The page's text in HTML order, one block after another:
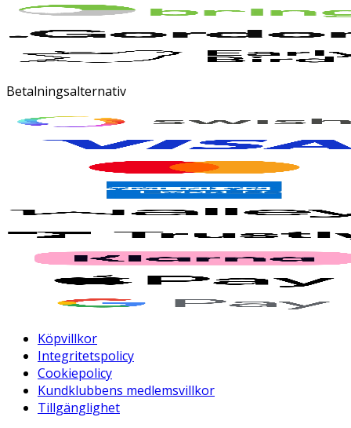
Betalningsalternativ
Köpvillkor
Integritetspolicy
Cookiepolicy
Kundklubbens medlemsvillkor
Tillgänglighet